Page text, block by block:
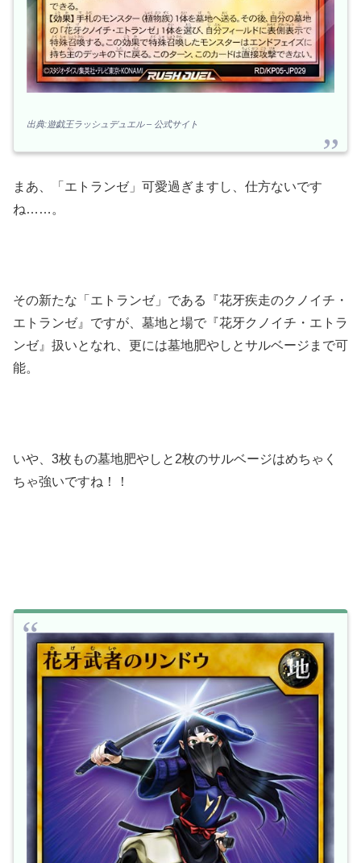
出典:遊戯王ラッシュデュエル – 公式サイト
まあ、「エトランゼ」可愛過ぎますし、仕方ないです
ね……。
その新たな「エトランゼ」である『花牙疾走のクノイチ・
エトランゼ』ですが、墓地と場で『花牙クノイチ・エトラ
ンゼ』扱いとなれ、更には墓地肥やしとサルベージまで可
能。
いや、3枚もの墓地肥やしと2枚のサルベージはめちゃく
ちゃ強いですね！！